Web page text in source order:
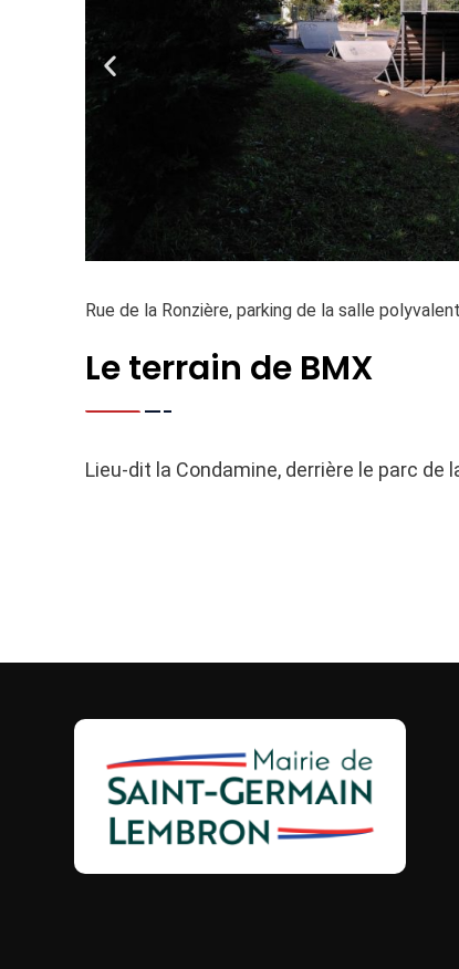
Rue de la Ronzière, parking de la salle
Le terrain de BMX
Lieu-dit la Condamine, derrière le parc de